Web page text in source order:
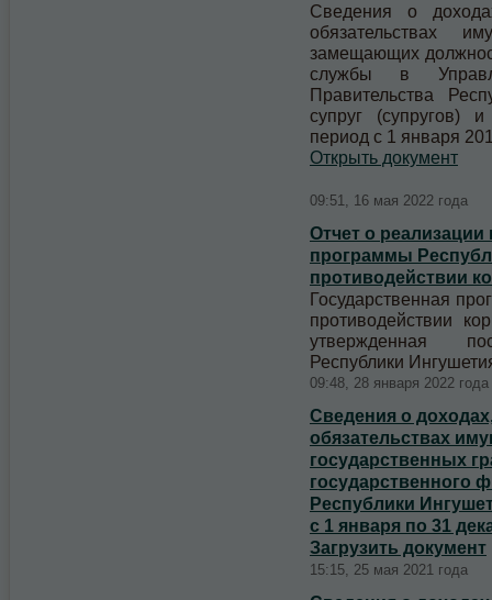
Сведения о
обязательствах
замещающих
службы в
Правительства
супруг (супругов)
период с 1 января
Открыть документ
09:51, 16 мая 2022 года
Отчет о
программы
противодействии
Государственная
противодействии
утвержденная
Республики
09:48, 28 января 2022 года
Сведения о
обязательствах
государственных
государственного
Республики
с 1 января по 31
Загрузить документ
15:15, 25 мая 2021 года